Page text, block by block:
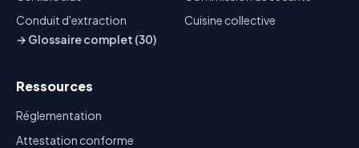
Conduit d'extraction
Cuisine collective
→ Glossaire complet (30)
Ressources
Réglementation
Attestation conforme